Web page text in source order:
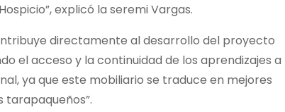
explicó la seremi Vargas.
directamente al desarrollo del proyecto
el acceso y la continuidad de los aprendizajes a
ya que este mobiliario se traduce en mejores
tarapaqueños”.